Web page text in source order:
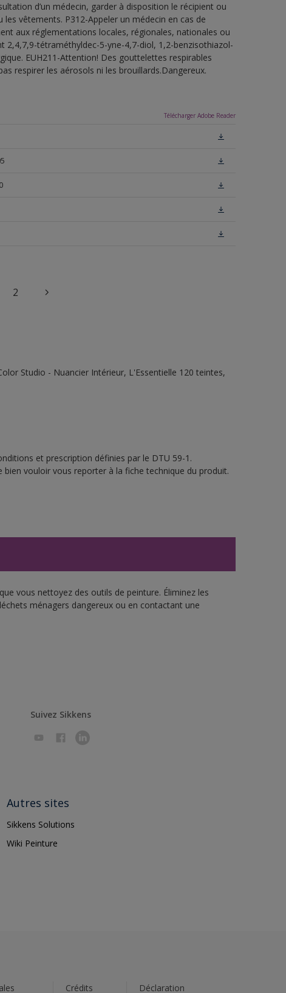
d’un médecin, garder à disposition le récipient ou
vêtements. P312-Appeler un médecin en cas de
aux réglementations locales, régionales, nationales ou
2,4,7,9-tétraméthyldec-5-yne-4,7-diol, 1,2-benzisothiazol-
EUH211-Attention! Des gouttelettes respirables
respirer les aérosols ni les brouillards.Dangereux.
Télécharger Adobe Reader
2
Studio - Nuancier Intérieur, L'Essentielle 120 teintes,
et prescription définies par le DTU 59-1.
vouloir vous reporter à la fiche technique du produit.
vous nettoyez des outils de peinture. Éliminez les
ménagers dangereux ou en contactant une
Suivez Sikkens
Autres sites
Sikkens Solutions
Wiki Peinture
Crédits Déclaration